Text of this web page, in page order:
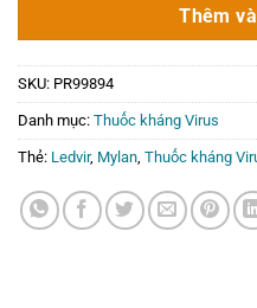
0₫.
Thêm
SKU: PR99894
Danh mục: Thuốc kháng Virus
Thẻ: Ledvir, Mylan Thuốc kháng